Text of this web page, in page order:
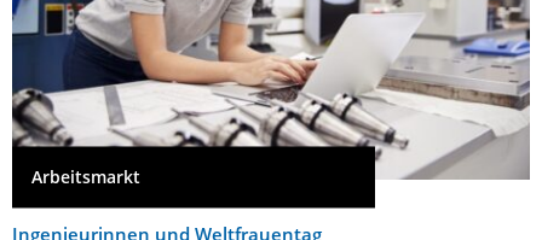
Arbeitsmarkt
Ingenieurinnen und Weltfrauentag